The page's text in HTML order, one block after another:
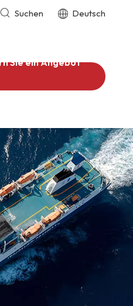
Suchen Deutsch
Sie ein Angebot